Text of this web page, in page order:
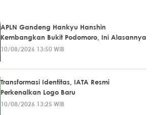
APLN Gandeng Hankyu Hanshin
Kembangkan Bukit Podomoro, Ini Alasannya
10/08/2026 13:50 WIB
Transformasi Identitas, IATA Resmi
Perkenalkan Logo Baru
10/08/2026 13:25 WIB